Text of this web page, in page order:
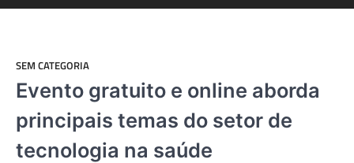
SEM CATEGORIA
Evento gratuito e online aborda
principais temas do setor de
tecnologia na saúde